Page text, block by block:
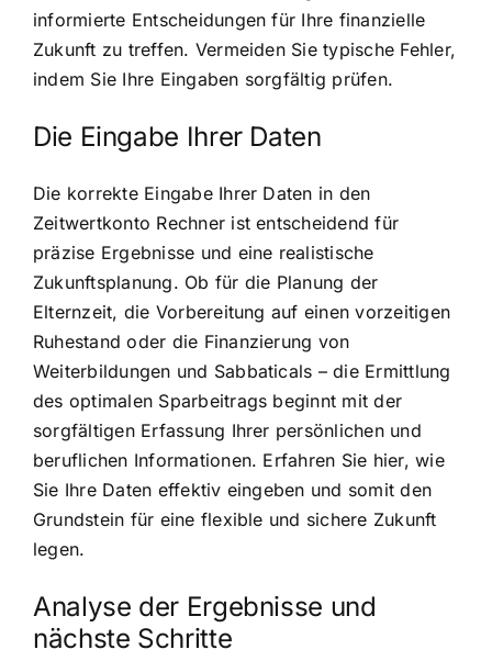
informierte Entscheidungen für Ihre finanzielle
Zukunft zu treffen. Vermeiden Sie typische Fehler,
indem Sie Ihre Eingaben sorgfältig prüfen.
Die Eingabe Ihrer Daten
Die korrekte Eingabe Ihrer Daten in den
Zeitwertkonto Rechner ist entscheidend für
präzise Ergebnisse und eine realistische
Zukunftsplanung. Ob für die Planung der
Elternzeit, die Vorbereitung auf einen vorzeitigen
Ruhestand oder die Finanzierung von
Weiterbildungen und Sabbaticals – die Ermittlung
des optimalen Sparbeitrags beginnt mit der
sorgfältigen Erfassung Ihrer persönlichen und
beruflichen Informationen. Erfahren Sie hier, wie
Sie Ihre Daten effektiv eingeben und somit den
Grundstein für eine flexible und sichere Zukunft
legen.
Analyse der Ergebnisse und
nächste Schritte